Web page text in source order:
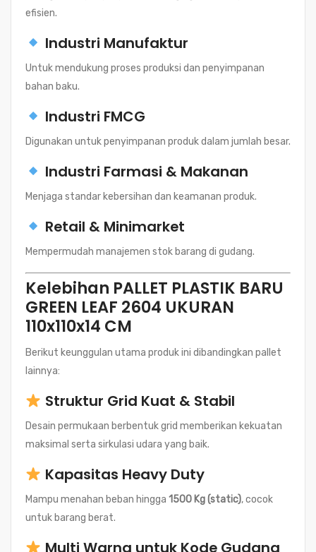
efisien.
Industri Manufaktur
Untuk mendukung proses produksi dan penyimpanan
bahan baku.
Industri FMCG
Digunakan untuk penyimpanan produk dalam jumlah besar.
Industri Farmasi & Makanan
Menjaga standar kebersihan dan keamanan produk.
Retail & Minimarket
Mempermudah manajemen stok barang di gudang.
Kelebihan PALLET PLASTIK BARU
GREEN LEAF 2604 UKURAN
110x110x14 CM
Berikut keunggulan utama produk ini dibandingkan pallet
lainnya:
Struktur Grid Kuat & Stabil
Desain permukaan berbentuk grid memberikan kekuatan
maksimal serta sirkulasi udara yang baik.
Kapasitas Heavy Duty
Mampu menahan beban hingga 1500 Kg (static), cocok
untuk barang berat.
Multi Warna untuk Kode Gudang